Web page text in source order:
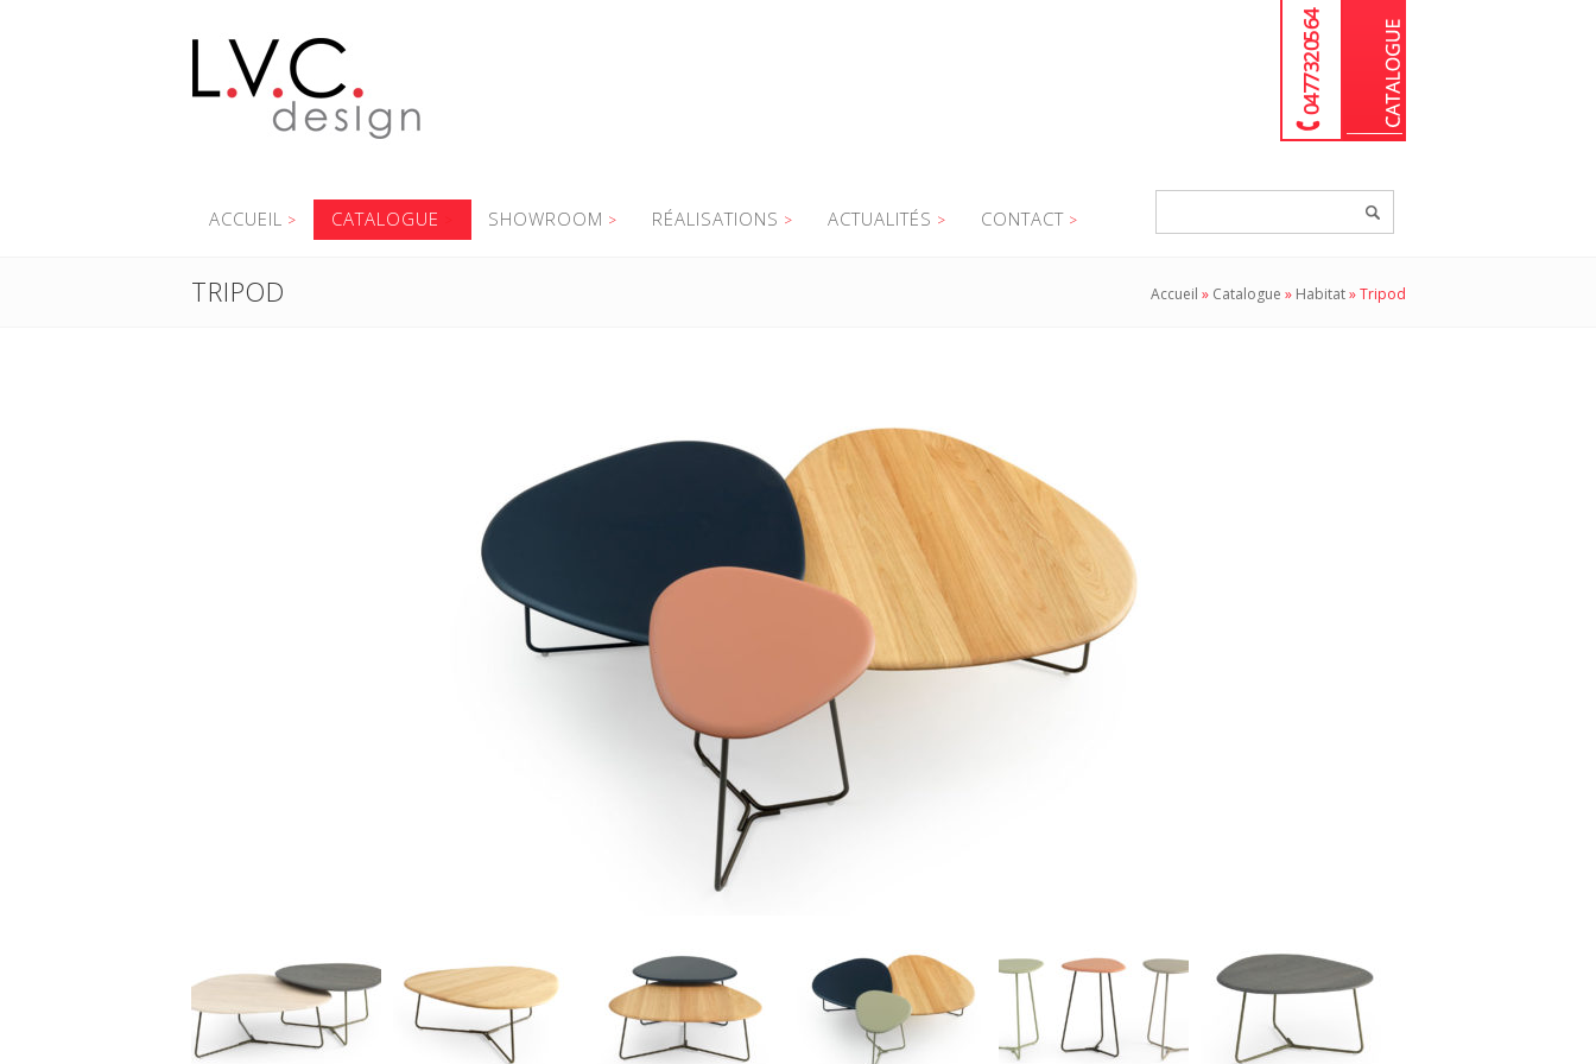
04 77 32 05 64
ACCUEIL CATALOGUE SHOWROOM RÉALISATIONS ACTUALITÉS CONTACT
TRIPOD Accueil » Catalogue » Habitat»Tripod